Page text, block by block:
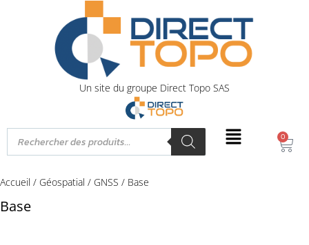
Un site du groupe Direct Topo SAS
0
Accueil / Géospatial / GNSS / Base
Base